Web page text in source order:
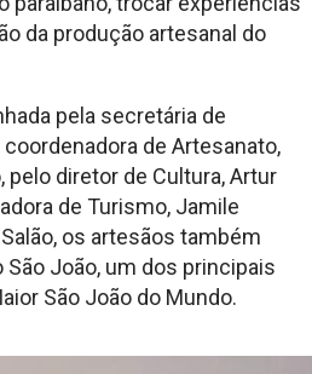
da produção artesanal do
pela secretária de
coordenadora de Artesanato,
diretor de Cultura, Artur
de Turismo, Jamile
os artesãos também
João, um dos principais
São João do Mundo.